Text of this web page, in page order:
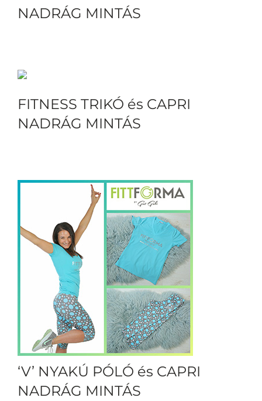
NADRÁG MINTÁS
FITNESS TRIKÓ és CAPRI
NADRÁG MINTÁS
‘V’ NYAKÚ PÓLÓ és CAPRI
NADRÁG MINTÁS